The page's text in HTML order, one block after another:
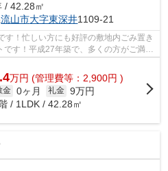
/ 42.28㎡
流山市大字東深井1109-21
す！忙しい方にも好評の敷地内ごみ置き
す！平成27年築で、多くの方がご満足
...
万円 (管理費等：2,900円 )
金 0ヶ月 礼金 9万円
/ 1LDK / 42.28㎡